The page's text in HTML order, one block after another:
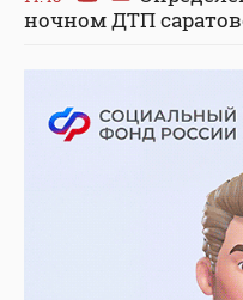
ночном ДТП